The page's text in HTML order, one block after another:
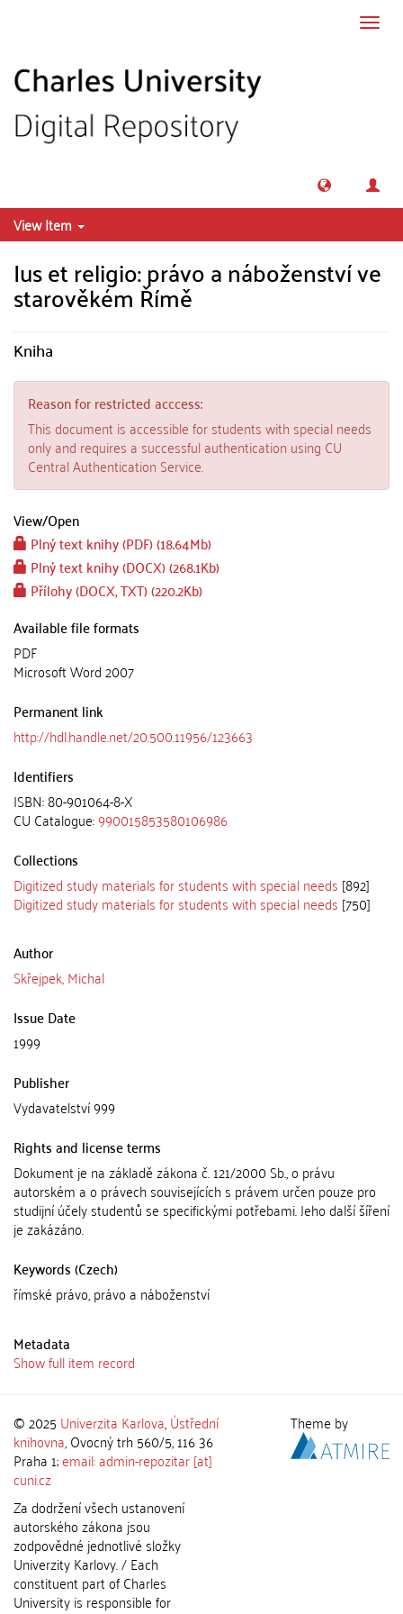
View Item
Ius et religio: právo a náboženství ve
starověkém Římě
Kniha
Reason for restricted acccess:
This document is accessible for students with special needs
only and requires a successful authentication using CU
Central Authentication Service.
View/Open
Plný text knihy (PDF) (18.64Mb)
Plný text knihy (DOCX) (268.1Kb)
Přílohy (DOCX, TXT) (220.2Kb)
Available file formats
PDF
Microsoft Word 2007
Permanent link
http://hdl.handle.net/20.500.11956/123663
Identifiers
ISBN: 80-901064-8-X
CU Catalogue:990015853580106986
Collections
Digitized study materials for students with special needs [892]
Digitized study materials for students with special needs [750]
Author
Skřejpek, Michal
Issue Date
1999
Publisher
Vydavatelství 999
Rights and license terms
Dokument je na základě zákona č. 121/2000 Sb., o právu
autorském a o právech souvisejících s právem určen pouze pro
studijní účely studentů se specifickými potřebami. Jeho další šíření
je zakázáno.
Keywords (Czech)
římské právo, právo a náboženství
Metadata
Show full item record
© 2025 Univerzita Karlova,Ústřední
knihovna, Ovocný trh 560/5, 116 36
Praha 1;email: admin-repozitar [at]
cuni.cz
Za dodržení všech ustanovení
autorského zákona jsou
zodpovědné jednotlivé složky
Univerzity Karlovy. / Each
constituent part of Charles
University is responsible for
Theme by